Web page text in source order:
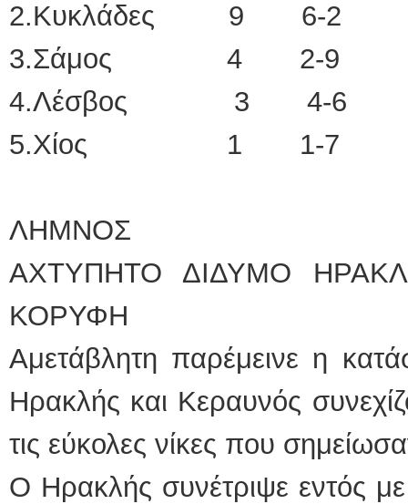
2.Κυκλάδες 9 6-2
3.Σάμος 4 2-9
4.Λέσβος 3 4-6
5.Χίος 1 1-7
ΛΗΜΝΟΣ
ΑΧΤΥΠΗΤΟ ΔΙΔΥΜΟ
ΚΟΡΥΦΗ
Αμετάβλητη παρέμεινε η
Ηρακλής και Κεραυνός
τις εύκολες νίκες που
Ο Ηρακλής συνέτριψε εντός